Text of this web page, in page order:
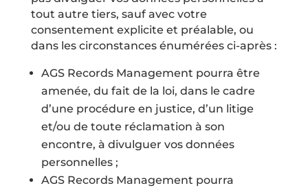
tout autre tiers, sauf avec votre
consentement explicite et préalable, ou
dans les circonstances énumérées ci-après :
AGS Records Management pourra être
amenée, du fait de la loi, dans le cadre
d’une procédure en justice, d’un litige
et/ou de toute réclamation à son
encontre, à divulguer vos données
personnelles ;
AGS Records Management pourra